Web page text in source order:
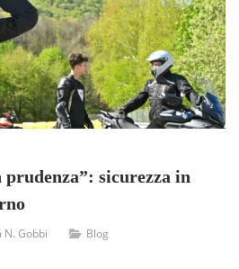
prudenza”: sicurezza in
N. Gobbi
Blog